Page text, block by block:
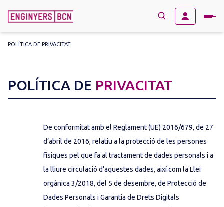
for:
POLÍTICA DE PRIVACITAT
POLÍTICA DE PRIVACITAT
De conformitat amb el Reglament (UE) 2016/679, de 27
d’abril de 2016, relatiu a la protecció de les persones
físiques pel que fa al tractament de dades personals i a
la lliure circulació d’aquestes dades, així com la Llei
orgànica 3/2018, del 5 de desembre, de Protecció de
Dades Personals i Garantia de Drets Digitals